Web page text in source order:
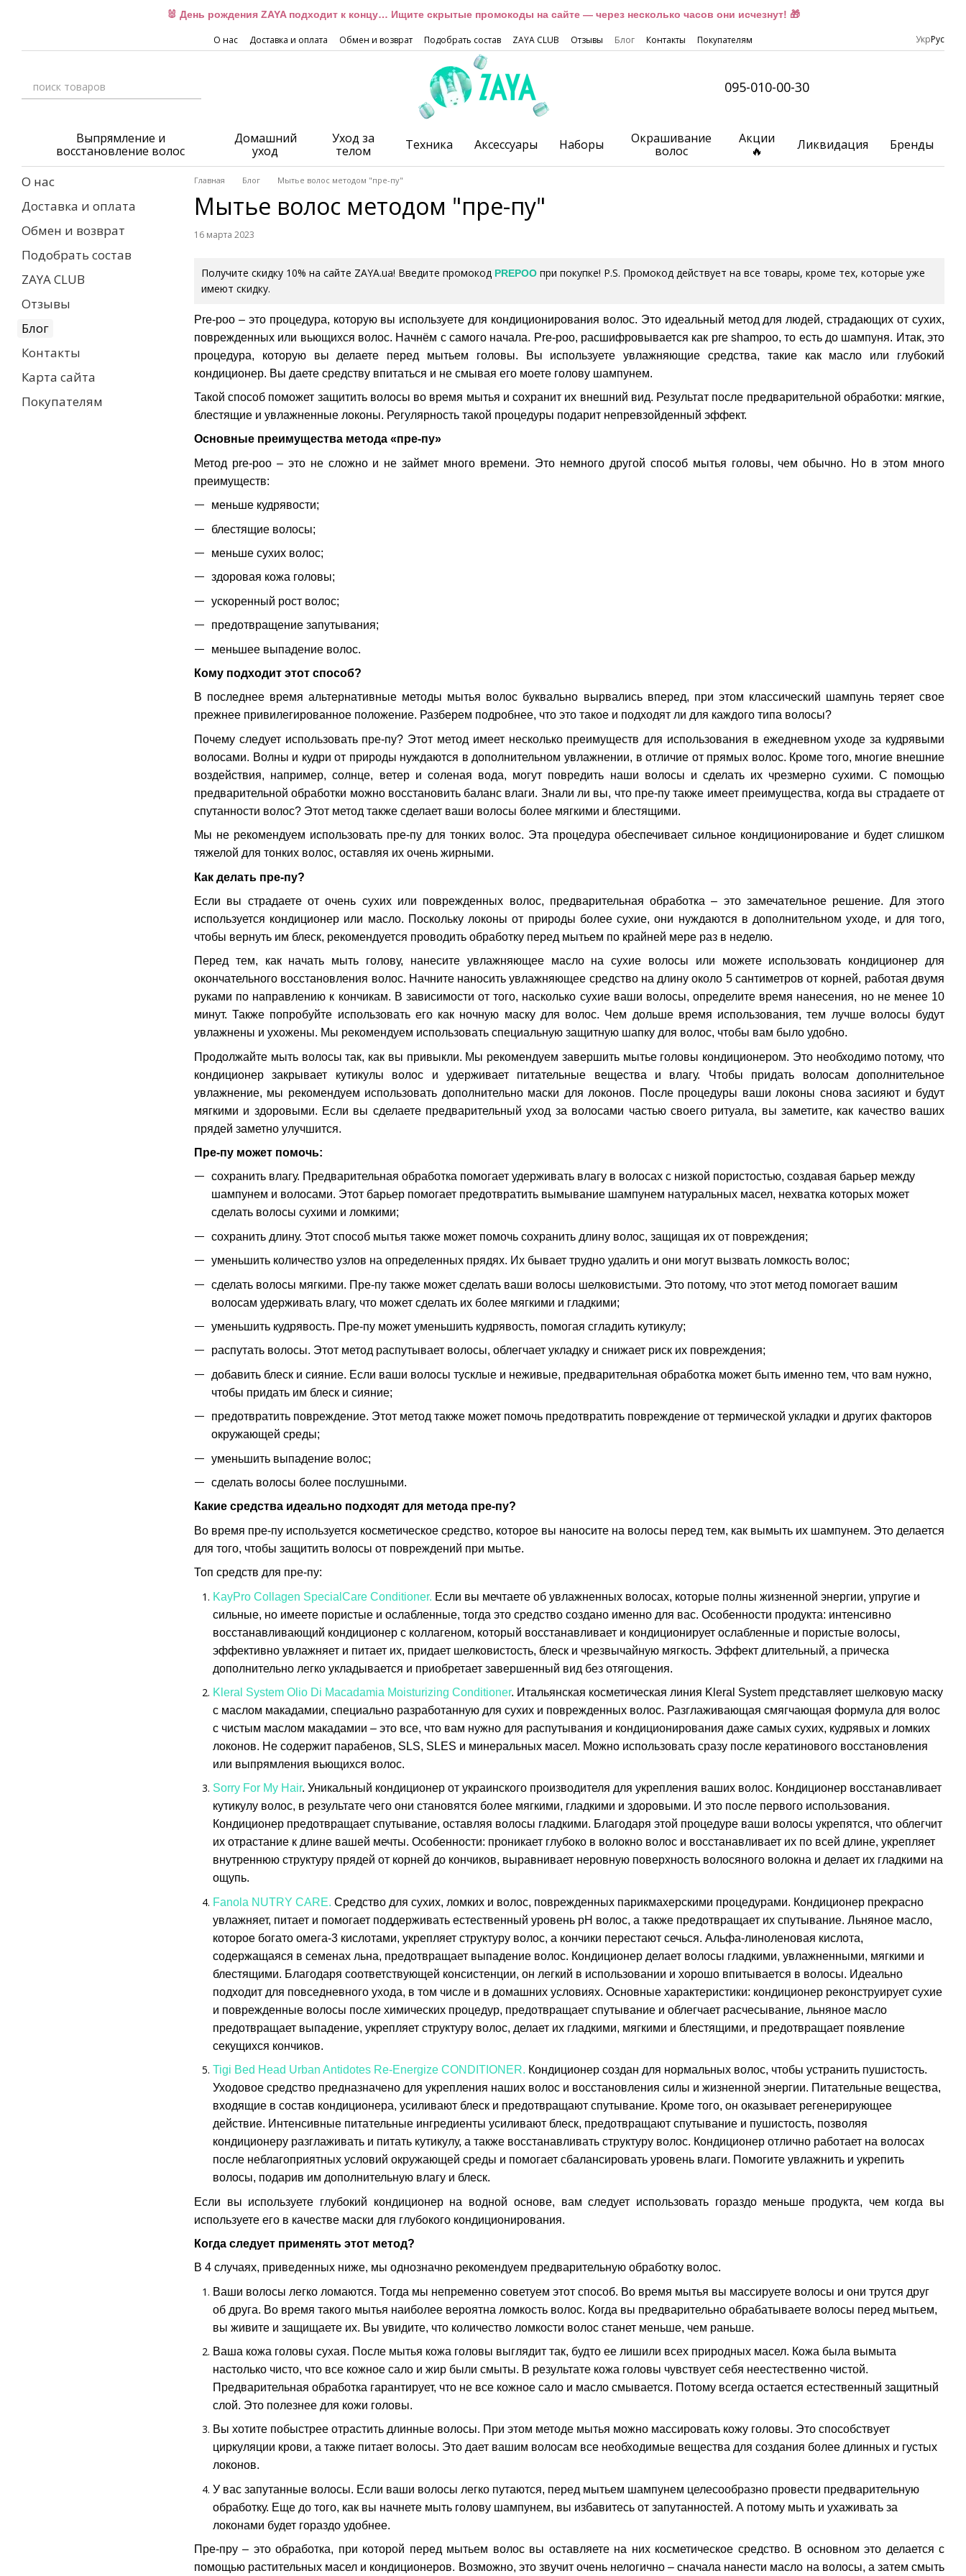
🐰 День рождения ZAYA подходит к концу… Ищите скрытые промокоды на сайте — через несколько часов они исчезнут! 🎁
О нас Доставка и оплата Обмен и возврат Подобрать состав ZAYA CLUB Отзывы Блог Контакты Покупателям УкрРус
095-010-00-30
Выпрямление и
восстановление волос
Домашний
уход
Уход за
телом
Техника Аксессуары Наборы
Окрашивание
волос
Акции
🔥
Ликвидация Бренды
Главная Блог Мытье волос методом "пре-пу"
Мытье волос методом "пре-пу"
16 марта 2023
Получите скидку 10% на сайте ZAYA.ua! Введите промокод PREPOO при покупке! P.S. Промокод действует на все товары, кроме тех, которые уже
имеют скидку.
Pre-poo – это процедура, которую вы используете для кондиционирования волос. Это идеальный метод для людей, страдающих от сухих,
поврежденных или вьющихся волос. Начнём с самого начала. Pre-poo, расшифровывается как pre shampoo, то есть до шампуня. Итак, это
процедура, которую вы делаете перед мытьем головы. Вы используете увлажняющие средства, такие как масло или глубокий
кондиционер. Вы даете средству впитаться и не смывая его моете голову шампунем.
Такой способ поможет защитить волосы во время мытья и сохранит их внешний вид. Результат после предварительной обработки: мягкие,
блестящие и увлажненные локоны. Регулярность такой процедуры подарит непревзойденный эффект.
Основные преимущества метода «пре-пу»
Метод pre-poo – это не сложно и не займет много времени. Это немного другой способ мытья головы, чем обычно. Но в этом много
преимуществ:
меньше кудрявости;
блестящие волосы;
меньше сухих волос;
здоровая кожа головы;
ускоренный рост волос;
предотвращение запутывания;
меньшее выпадение волос.
Кому подходит этот способ?
В последнее время альтернативные методы мытья волос буквально вырвались вперед, при этом классический шампунь теряет свое
прежнее привилегированное положение. Разберем подробнее, что это такое и подходят ли для каждого типа волосы?
Почему следует использовать пре-пу? Этот метод имеет несколько преимуществ для использования в ежедневном уходе за кудрявыми
волосами. Волны и кудри от природы нуждаются в дополнительном увлажнении, в отличие от прямых волос. Кроме того, многие внешние
воздействия, например, солнце, ветер и соленая вода, могут повредить наши волосы и сделать их чрезмерно сухими. С помощью
предварительной обработки можно восстановить баланс влаги. Знали ли вы, что пре-пу также имеет преимущества, когда вы страдаете от
спутанности волос? Этот метод также сделает ваши волосы более мягкими и блестящими.
Мы не рекомендуем использовать пре-пу для тонких волос. Эта процедура обеспечивает сильное кондиционирование и будет слишком
тяжелой для тонких волос, оставляя их очень жирными.
Как делать пре-пу?
Если вы страдаете от очень сухих или поврежденных волос, предварительная обработка – это замечательное решение. Для этого
используется кондиционер или масло. Поскольку локоны от природы более сухие, они нуждаются в дополнительном уходе, и для того,
чтобы вернуть им блеск, рекомендуется проводить обработку перед мытьем по крайней мере раз в неделю.
Перед тем, как начать мыть голову, нанесите увлажняющее масло на сухие волосы или можете использовать кондиционер для
окончательного восстановления волос. Начните наносить увлажняющее средство на длину около 5 сантиметров от корней, работая двумя
руками по направлению к кончикам. В зависимости от того, насколько сухие ваши волосы, определите время нанесения, но не менее 10
минут. Также попробуйте использовать его как ночную маску для волос. Чем дольше время использования, тем лучше волосы будут
увлажнены и ухожены. Мы рекомендуем использовать специальную защитную шапку для волос, чтобы вам было удобно.
Продолжайте мыть волосы так, как вы привыкли. Мы рекомендуем завершить мытье головы кондиционером. Это необходимо потому, что
кондиционер закрывает кутикулы волос и удерживает питательные вещества и влагу. Чтобы придать волосам дополнительное
увлажнение, мы рекомендуем использовать дополнительно маски для локонов. После процедуры ваши локоны снова засияют и будут
мягкими и здоровыми. Если вы сделаете предварительный уход за волосами частью своего ритуала, вы заметите, как качество ваших
прядей заметно улучшится.
Пре-пу может помочь:
сохранить влагу. Предварительная обработка помогает удерживать влагу в волосах с низкой пористостью, создавая барьер между
шампунем и волосами. Этот барьер помогает предотвратить вымывание шампунем натуральных масел, нехватка которых может
сделать волосы сухими и ломкими;
сохранить длину. Этот способ мытья также может помочь сохранить длину волос, защищая их от повреждения;
уменьшить количество узлов на определенных прядях. Их бывает трудно удалить и они могут вызвать ломкость волос;
сделать волосы мягкими. Пре-пу также может сделать ваши волосы шелковистыми. Это потому, что этот метод помогает вашим
волосам удерживать влагу, что может сделать их более мягкими и гладкими;
уменьшить кудрявость. Пре-пу может уменьшить кудрявость, помогая сгладить кутикулу;
распутать волосы. Этот метод распутывает волосы, облегчает укладку и снижает риск их повреждения;
добавить блеск и сияние. Если ваши волосы тусклые и неживые, предварительная обработка может быть именно тем, что вам нужно,
чтобы придать им блеск и сияние;
предотвратить повреждение. Этот метод также может помочь предотвратить повреждение от термической укладки и других факторов
окружающей среды;
уменьшить выпадение волос;
сделать волосы более послушными.
Какие средства идеально подходят для метода пре-пу?
Во время пре-пу используется косметическое средство, которое вы наносите на волосы перед тем, как вымыть их шампунем. Это делается
для того, чтобы защитить волосы от повреждений при мытье.
Топ средств для пре-пу:
KayPro Collagen SpecialCare Conditioner. Если вы мечтаете об увлажненных волосах, которые полны жизненной энергии, упругие и
сильные, но имеете пористые и ослабленные, тогда это средство создано именно для вас. Особенности продукта: интенсивно
восстанавливающий кондиционер с коллагеном, который восстанавливает и кондиционирует ослабленные и пористые волосы,
эффективно увлажняет и питает их, придает шелковистость, блеск и чрезвычайную мягкость. Эффект длительный, а прическа
дополнительно легко укладывается и приобретает завершенный вид без отягощения.
Kleral System Olio Di Macadamia Moisturizing Conditioner. Итальянская косметическая линия Kleral System представляет шелковую маску
с маслом макадамии, специально разработанную для сухих и поврежденных волос. Разглаживающая смягчающая формула для волос
с чистым маслом макадамии – это все, что вам нужно для распутывания и кондиционирования даже самых сухих, кудрявых и ломких
локонов. Не содержит парабенов, SLS, SLES и минеральных масел. Можно использовать сразу после кератинового восстановления
или выпрямления вьющихся волос.
Sorry For My Hair. Уникальный кондиционер от украинского производителя для укрепления ваших волос. Кондиционер восстанавливает
кутикулу волос, в результате чего они становятся более мягкими, гладкими и здоровыми. И это после первого использования.
Кондиционер предотвращает спутывание, оставляя волосы гладкими. Благодаря этой процедуре ваши волосы укрепятся, что облегчит
их отрастание к длине вашей мечты. Особенности: проникает глубоко в волокно волос и восстанавливает их по всей длине, укрепляет
внутреннюю структуру прядей от корней до кончиков, выравнивает неровную поверхность волосяного волокна и делает их гладкими на
ощупь.
Fanola NUTRY CARE. Средство для сухих, ломких и волос, поврежденных парикмахерскими процедурами. Кондиционер прекрасно
увлажняет, питает и помогает поддерживать естественный уровень рН волос, а также предотвращает их спутывание. Льняное масло,
которое богато омега-3 кислотами, укрепляет структуру волос, а кончики перестают сечься. Альфа-линоленовая кислота,
содержащаяся в семенах льна, предотвращает выпадение волос. Кондиционер делает волосы гладкими, увлажненными, мягкими и
блестящими. Благодаря соответствующей консистенции, он легкий в использовании и хорошо впитывается в волосы. Идеально
подходит для повседневного ухода, в том числе и в домашних условиях. Основные характеристики: кондиционер реконструирует сухие
и поврежденные волосы после химических процедур, предотвращает спутывание и облегчает расчесывание, льняное масло
предотвращает выпадение, укрепляет структуру волос, делает их гладкими, мягкими и блестящими, и предотвращает появление
секущихся кончиков.
Tigi Bed Head Urban Antidotes Re-Energize CONDITIONER. Кондиционер создан для нормальных волос, чтобы устранить пушистость.
Уходовое средство предназначено для укрепления наших волос и восстановления силы и жизненной энергии. Питательные вещества,
входящие в состав кондиционера, усиливают блеск и предотвращают спутывание. Кроме того, он оказывает регенерирующее
действие. Интенсивные питательные ингредиенты усиливают блеск, предотвращают спутывание и пушистость, позволяя
кондиционеру разглаживать и питать кутикулу, а также восстанавливать структуру волос. Кондиционер отлично работает на волосах
после неблагоприятных условий окружающей среды и помогает сбалансировать уровень влаги. Помогите увлажнить и укрепить
волосы, подарив им дополнительную влагу и блеск.
Если вы используете глубокий кондиционер на водной основе, вам следует использовать гораздо меньше продукта, чем когда вы
используете его в качестве маски для глубокого кондиционирования.
Когда следует применять этот метод?
В 4 случаях, приведенных ниже, мы однозначно рекомендуем предварительную обработку волос.
Ваши волосы легко ломаются. Тогда мы непременно советуем этот способ. Во время мытья вы массируете волосы и они трутся друг
об друга. Во время такого мытья наиболее вероятна ломкость волос. Когда вы предварительно обрабатываете волосы перед мытьем,
вы живите и защищаете их. Вы увидите, что количество ломкости волос станет меньше, чем раньше.
Ваша кожа головы сухая. После мытья кожа головы выглядит так, будто ее лишили всех природных масел. Кожа была вымыта
настолько чисто, что все кожное сало и жир были смыты. В результате кожа головы чувствует себя неестественно чистой.
Предварительная обработка гарантирует, что не все кожное сало и масло смывается. Потому всегда остается естественный защитный
слой. Это полезнее для кожи головы.
Вы хотите побыстрее отрастить длинные волосы. При этом методе мытья можно массировать кожу головы. Это способствует
циркуляции крови, а также питает волосы. Это дает вашим волосам все необходимые вещества для создания более длинных и густых
локонов.
У вас запутанные волосы. Если ваши волосы легко путаются, перед мытьем шампунем целесообразно провести предварительную
обработку. Еще до того, как вы начнете мыть голову шампунем, вы избавитесь от запутанностей. А потому мыть и ухаживать за
локонами будет гораздо удобнее.
Пре-пру – это обработка, при которой перед мытьем волос вы оставляете на них косметическое средство. В основном это делается с
помощью растительных масел и кондиционеров. Возможно, это звучит очень нелогично – сначала нанести масло на волосы, а затем смыть
О нас
Доставка и оплата
Обмен и возврат
Подобрать состав
ZAYA CLUB
Отзывы
Блог
Контакты
Карта сайта
Покупателям